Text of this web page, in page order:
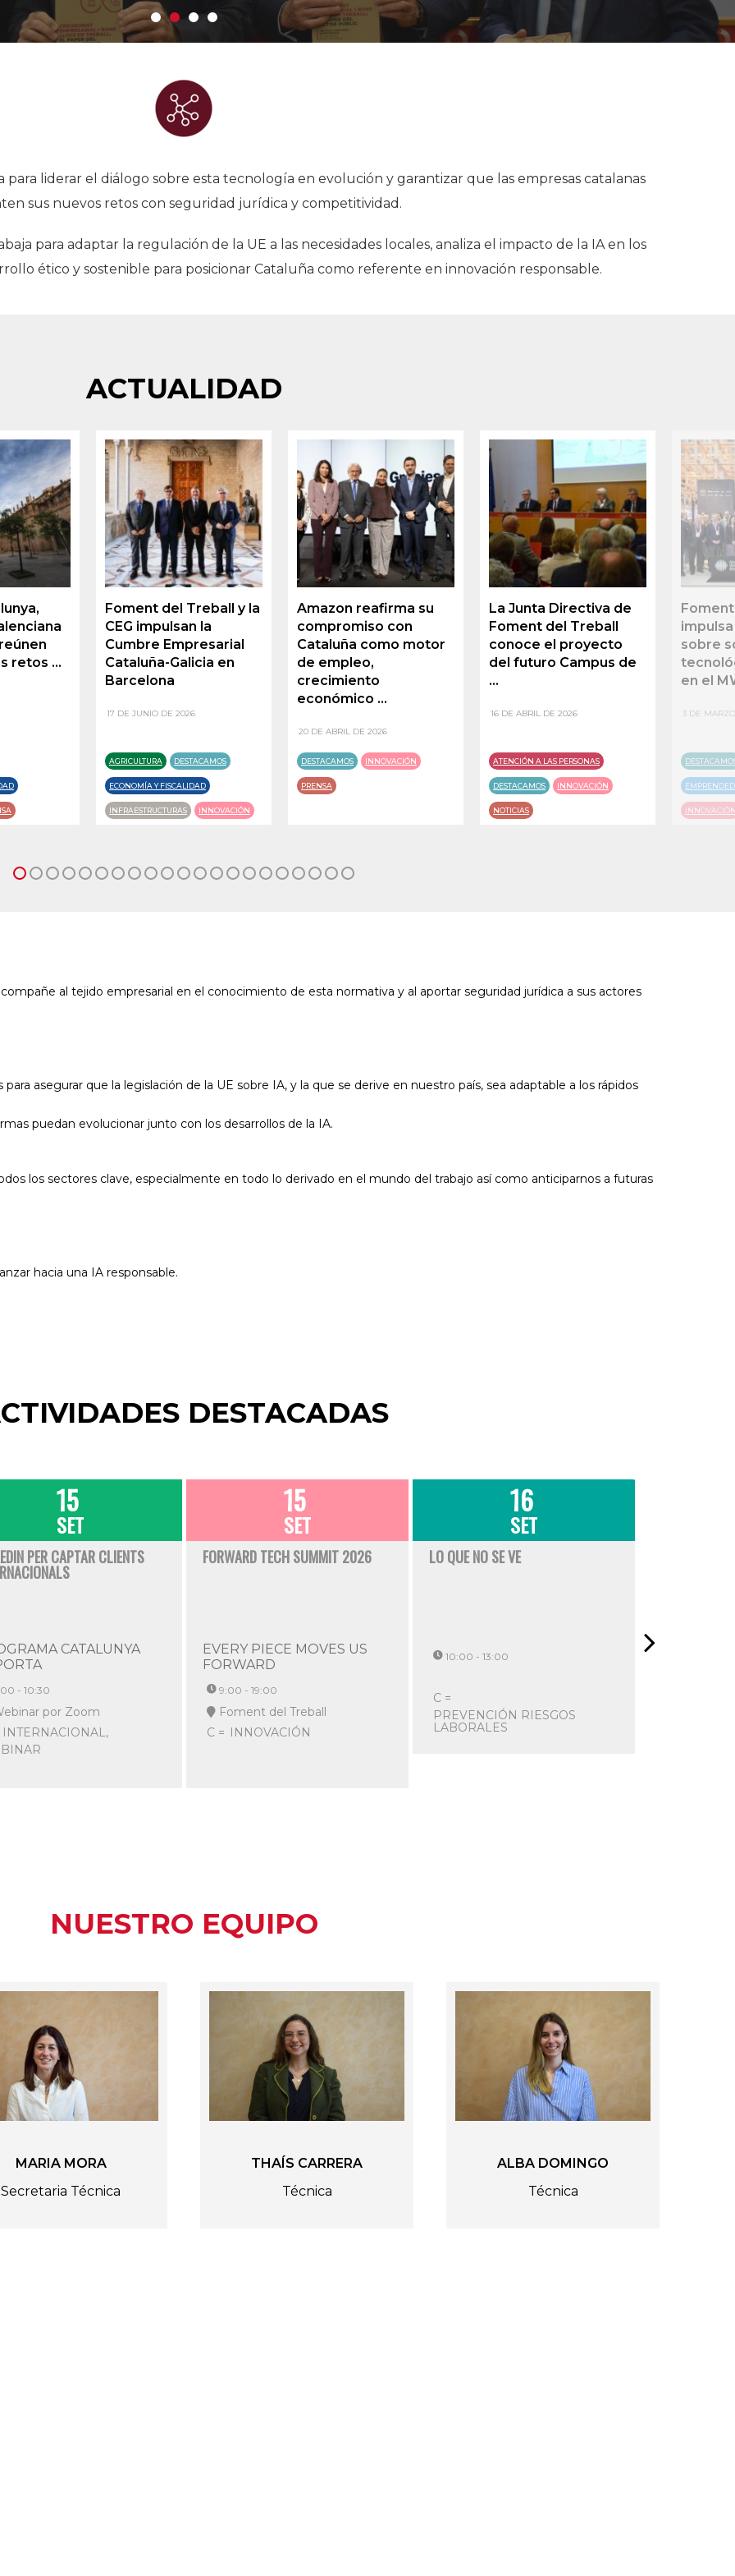
para liderar el diálogo sobre esta tecnología en evolución y garantizar que las empresas catalanas
sus nuevos retos con seguridad jurídica y competitividad.
para adaptar la regulación de la UE a las necesidades locales, analiza el impacto de la IA en los
ético y sostenible para posicionar Cataluña como referente en innovación responsable.
ACTUALIDAD
retos ...
Foment del Treball y la
CEG impulsan la
Cumbre Empresarial
Cataluña-Galicia en
Barcelona
17 DE JUNIO DE 2026
AGRICULTURA DESTACAMOS
ECONOMÍA Y FISCALIDAD
INFRAESTRUCTURAS INNOVACIÓN
Amazon reafirma su
compromiso con
Cataluña como motor
de empleo,
crecimiento
económico ...
20 DE ABRIL DE 2026
DESTACAMOS INNOVACIÓN
PRENSA
La Junta Directiva de
Foment del Treball
conoce el proyecto
del futuro Campus de
...
16 DE ABRIL DE 2026
ATENCIÓN A LAS PERSONAS
DESTACAMOS INNOVACIÓN
NOTICIAS
sobre
en el
3 DE
al tejido empresarial en el conocimiento de esta normativa y al aportar seguridad jurídica a sus actores
asegurar que la legislación de la UE sobre IA, y la que se derive en nuestro país, sea adaptable a los rápidos
puedan evolucionar junto con los desarrollos de la IA.
los sectores clave, especialmente en todo lo derivado en el mundo del trabajo así como anticiparnos a futuras
hacia una IA responsable.
DESTACADAS
15
SET
PER CAPTAR CLIENTS
CATALUNYA
- 10:30
por Zoom
INTERNACIONAL,
15
SET
FORWARD TECH SUMMIT 2026
EVERY PIECE MOVES US
FORWARD
9:00 - 19:00
Foment del Treball
C = INNOVACIÓN
16
SET
LO QUE NO SE VE
10:00 - 13:00
C =
PREVENCIÓN RIESGOS
LABORALES
NUESTRO EQUIPO
MARIA MORA
Secretaria Técnica
THAÍS CARRERA
Técnica
ALBA DOMINGO
Técnica